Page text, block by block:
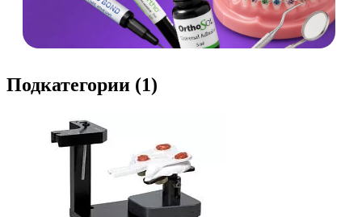
Подкатегории (1)